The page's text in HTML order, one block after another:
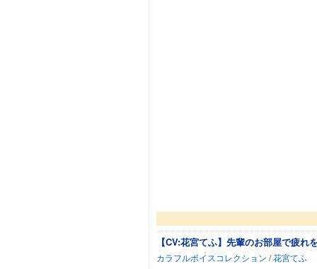
【CV:花宮てふ】先輩のお部屋で疲
カラフルボイスコレクション /花宮てふ